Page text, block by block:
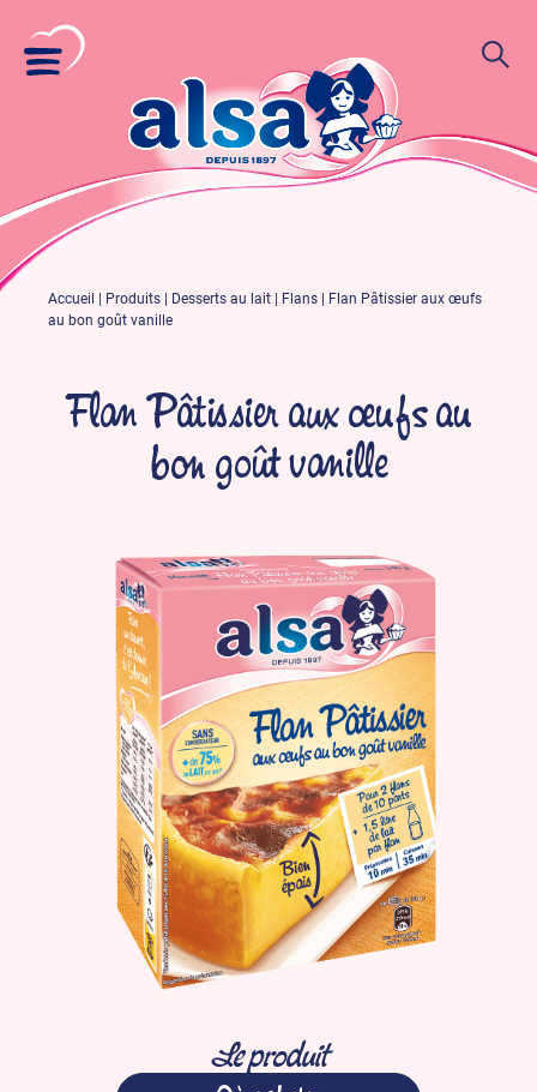
Accueil Produits Desserts au lait Flans
Flan Pâtissier aux œufs
au bon goût vanille​
Flan Pâtissier aux œufs au
bon goût vanille​
Le produit